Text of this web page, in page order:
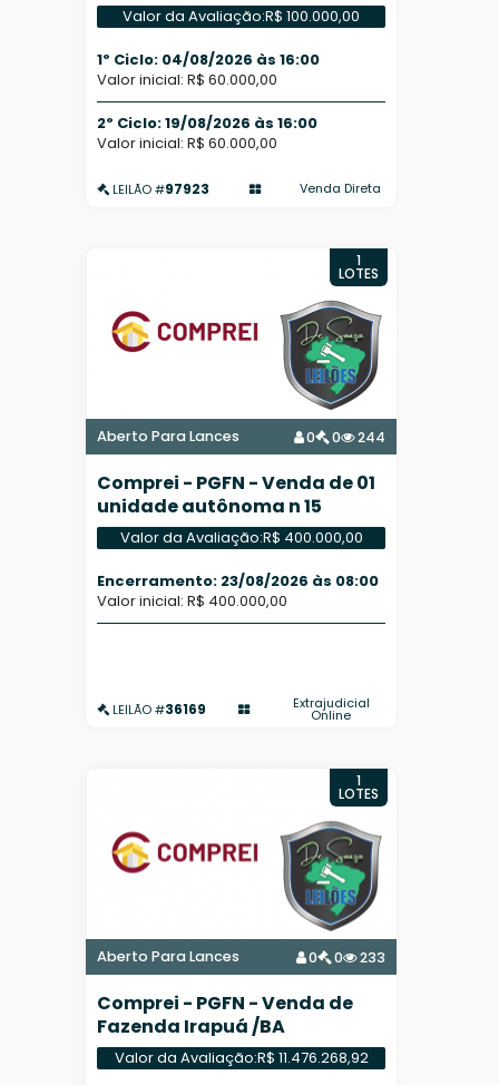
Valor da Avaliação:R$ 100.000,00
1º Ciclo: 04/08/2026 às 16:00
Valor inicial: R$ 60.000,00
2º Ciclo: 19/08/2026 às 16:00
Valor inicial: R$ 60.000,00
LEILÃO #97923 Venda Direta
Aberto Para Lances 0 0 244
1
LOTES
Comprei - PGFN - Venda de 01
unidade autônoma n 15
Valor da Avaliação:R$ 400.000,00
Encerramento: 23/08/2026 às 08:00
Valor inicial: R$ 400.000,00
LEILÃO #36169 Extrajudicial
Online
Aberto Para Lances 0 0 233
1
LOTES
Comprei - PGFN - Venda de
Fazenda Irapuá /BA
Valor da Avaliação:R$ 11.476.268,92